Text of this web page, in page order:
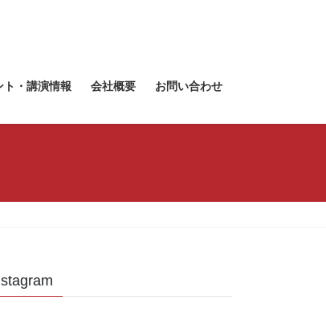
ト・講演情報 会社概要 お問い合わせ